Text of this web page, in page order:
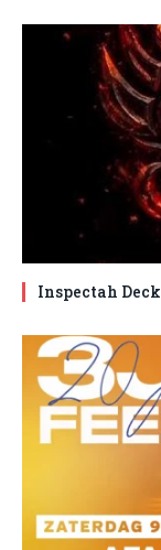
Inspectah